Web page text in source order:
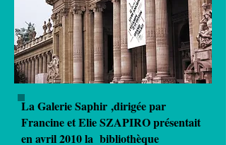
La Galerie Saphir ,dirigée par
Francine et Elie SZAPIROprésentait
en avril 2010 la bibliothèque